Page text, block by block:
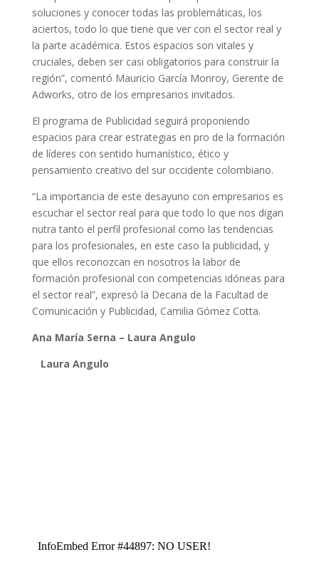
soluciones y conocer todas las problemáticas, los
aciertos, todo lo que tiene que ver con el sector real y
la parte académica. Estos espacios son vitales y
cruciales, deben ser casi obligatorios para construir la
región”, comentó Mauricio García Monroy, Gerente de
Adworks, otro de los empresarios invitados.
El programa de Publicidad seguirá proponiendo
espacios para crear estrategias en pro de la formación
de líderes con sentido humanístico, ético y
pensamiento creativo del sur occidente colombiano.
“La importancia de este desayuno con empresarios es
escuchar el sector real para que todo lo que nos digan
nutra tanto el perfil profesional como las tendencias
para los profesionales, en este caso la publicidad, y
que ellos reconozcan en nosotros la labor de
formación profesional con competencias idóneas para
el sector real”, expresó la Decana de la Facultad de
Comunicación y Publicidad, Camilia Gómez Cotta.
Ana María Serna – Laura Angulo
Laura Angulo